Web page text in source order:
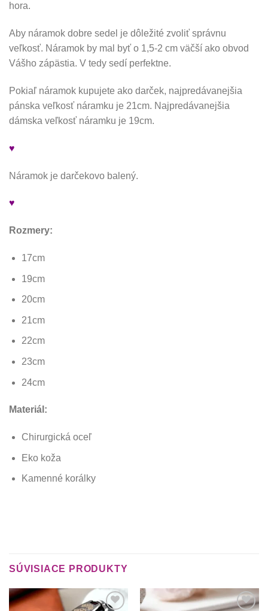
hora.
Aby náramok dobre sedel je dôležité zvoliť správnu
veľkosť. Náramok by mal byť o 1,5-2 cm väčší ako obvod
Vášho zápästia. V tedy sedí perfektne.
Pokiaľ náramok kupujete ako darček, najpredávanejšia
pánska veľkosť náramku je 21cm. Najpredávanejšia
dámska veľkosť náramku je 19cm.
♥
Náramok je darčekovo balený.
♥
Rozmery:
17cm
19cm
20cm
21cm
22cm
23cm
24cm
Materiál:
Chirurgická oceľ
Eko koža
Kamenné korálky
SÚVISIACE PRODUKTY